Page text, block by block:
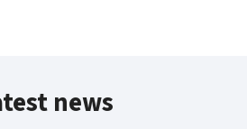
news